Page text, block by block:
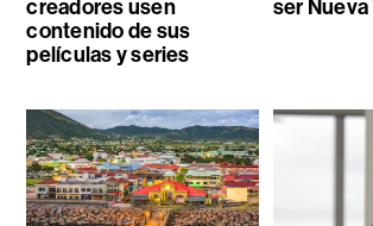
creadores usen
contenido de sus
películas y series
ser Nueva